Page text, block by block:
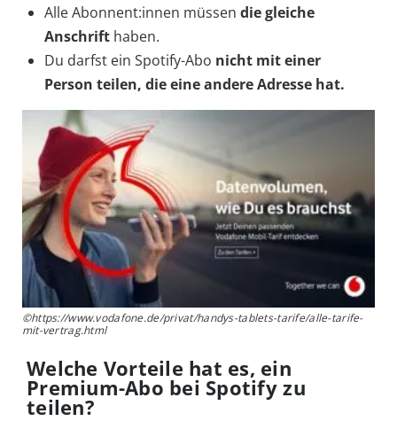
Alle Abonnent:innen müssen die gleiche
Anschrift haben.
Du darfst ein Spotify-Abo nicht mit einer
Person teilen, die eine andere Adresse hat.
©https://www.vodafone.de/privat/handys-tablets-tarife/alle-tarife-
mit-vertrag.html
Welche Vorteile hat es, ein
Premium-Abo bei Spotify zu
teilen?